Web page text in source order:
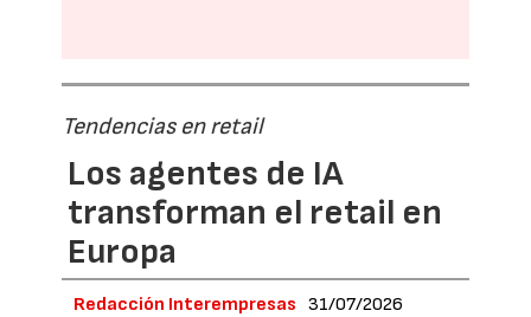
Tendencias en retail
Los agentes de IA
transforman el retail en
Europa
Redacción Interempresas 31/07/2026